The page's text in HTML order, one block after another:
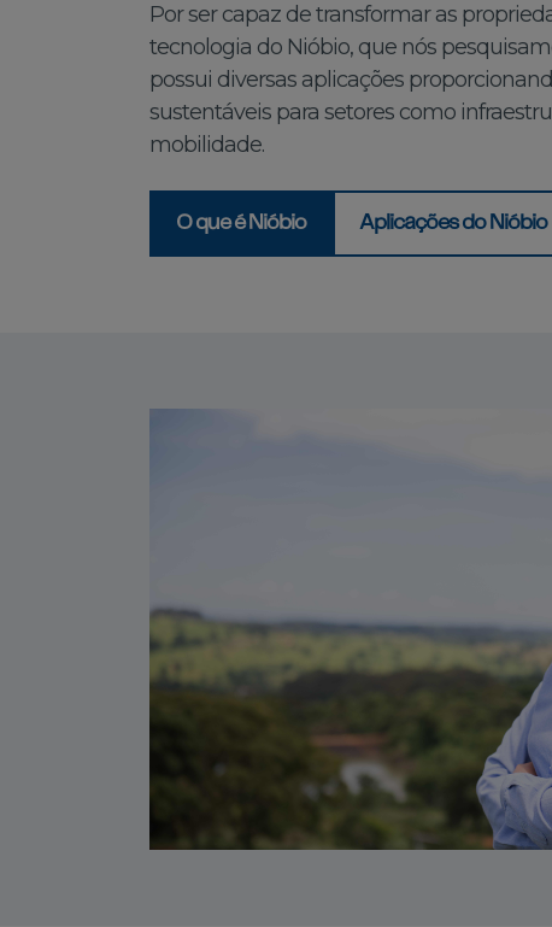
Por ser capaz de transformar as
tecnologia do Nióbio, que nós
possui diversas aplicações
sustentáveis para setores como
mobilidade.
O que é Nióbio Aplicações do Nióbio